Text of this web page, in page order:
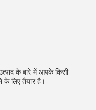
उत्पाद के बारे में आपके किसी
के लिए तैयार है।